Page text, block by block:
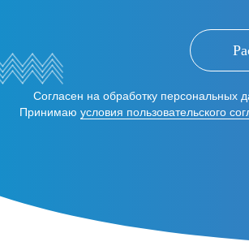
Согласен на обработку персональных
Принимаю условия пользовательского